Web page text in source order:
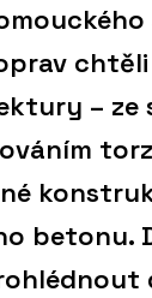
–
betonu.